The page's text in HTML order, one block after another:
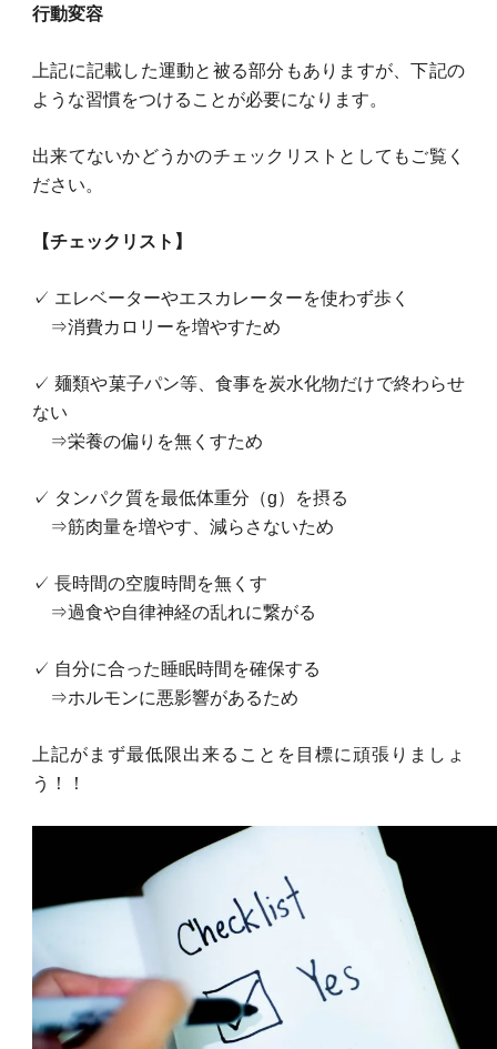
行動変容
上記に記載した運動と被る部分もありますが、下記の
ような習慣をつけることが必要になります。
出来てないかどうかのチェックリストとしてもご覧く
ださい。
【チェックリスト】
✓ エレベーターやエスカレーターを使わず歩く
⇒消費カロリーを増やすため
✓ 麺類や菓子パン等、食事を炭水化物だけで終わらせ
ない
⇒栄養の偏りを無くすため
✓ タンパク質を最低体重分（g）を摂る
⇒筋肉量を増やす、減らさないため
✓ 長時間の空腹時間を無くす
⇒過食や自律神経の乱れに繋がる
✓ 自分に合った睡眠時間を確保する
⇒ホルモンに悪影響があるため
上記がまず最低限出来ることを目標に頑張りましょ
う！！